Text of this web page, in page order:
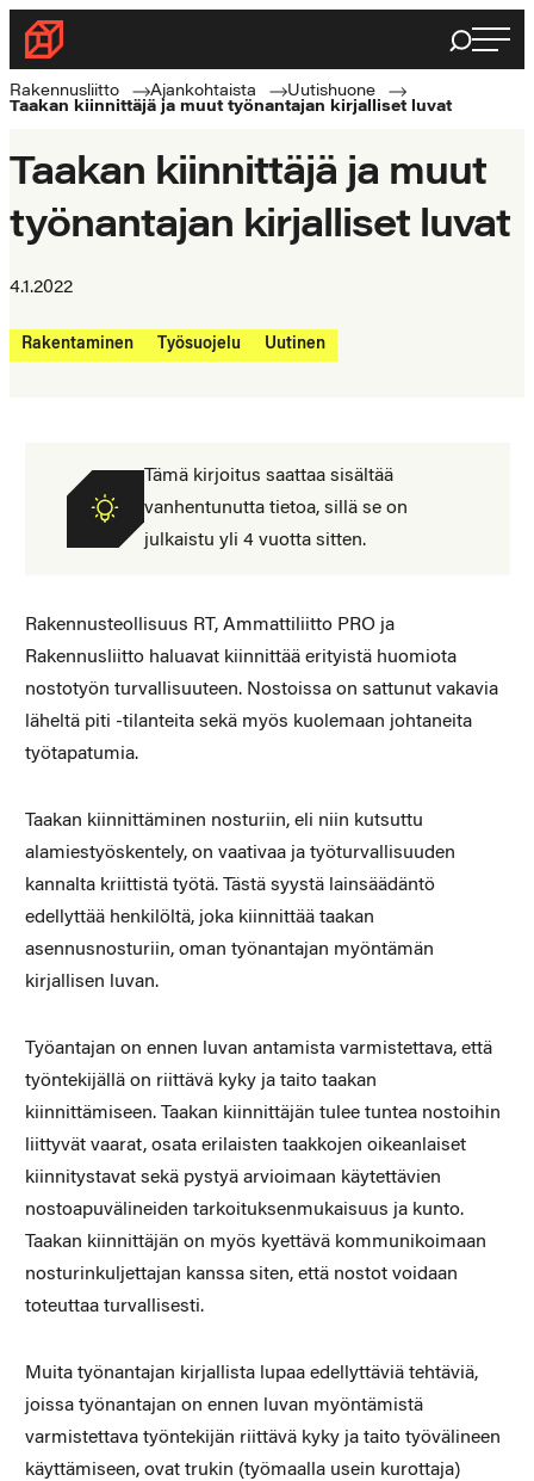
Siirry
suoraan
sisältöön
Rakennusliitto
Rakennusalan
ammattilaisten
Haku
Rakennusliitto Ajankohtaista
Uutishuone
Taakan kiinnittäjä ja muut työnantajan kirjalliset luvat
Taakan kiinnittäjä ja muut
työnantajan kirjalliset luvat
4.1.2022
Rakentaminen Työsuojelu Uutinen
Tämä kirjoitus saattaa sisältää
vanhentunutta tietoa, sillä se on
julkaistu yli 4 vuotta sitten.
Rakennusteollisuus RT, Ammattiliitto PRO ja
Rakennusliitto haluavat kiinnittää erityistä huomiota
nostotyön turvallisuuteen. Nostoissa on sattunut vakavia
läheltä piti -tilanteita sekä myös kuolemaan johtaneita
työtapatumia.
Taakan kiinnittäminen nosturiin, eli niin kutsuttu
alamiestyöskentely, on vaativaa ja työturvallisuuden
kannalta kriittistä työtä. Tästä syystä lainsäädäntö
edellyttää henkilöltä, joka kiinnittää taakan
asennusnosturiin, oman työnantajan myöntämän
kirjallisen luvan.
Työantajan on ennen luvan antamista varmistettava, että
työntekijällä on riittävä kyky ja taito taakan
kiinnittämiseen. Taakan kiinnittäjän tulee tuntea nostoihin
liittyvät vaarat, osata erilaisten taakkojen oikeanlaiset
kiinnitystavat sekä pystyä arvioimaan käytettävien
nostoapuvälineiden tarkoituksenmukaisuus ja kunto.
Taakan kiinnittäjän on myös kyettävä kommunikoimaan
nosturinkuljettajan kanssa siten, että nostot voidaan
toteuttaa turvallisesti.
Muita työnantajan kirjallista lupaa edellyttäviä tehtäviä,
joissa työnantajan on ennen luvan myöntämistä
varmistettava työntekijän riittävä kyky ja taito työvälineen
käyttämiseen, ovat trukin (työmaalla usein kurottaja)